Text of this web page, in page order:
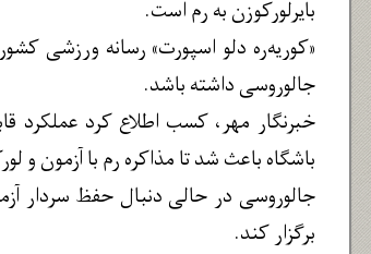
بایرلورکوزن به رم است.
«کوریه‌ره دلو اسپورت» رسانه ورزشی
جالوروسی داشته باشد.
خبرنگار مهر، کسب اطلاع کرد عملکرد
باشگاه باعث شد تا مذاکره رم با آزمون و
جالوروسی در حالی دنبال حفظ سردار
برگزار کند.